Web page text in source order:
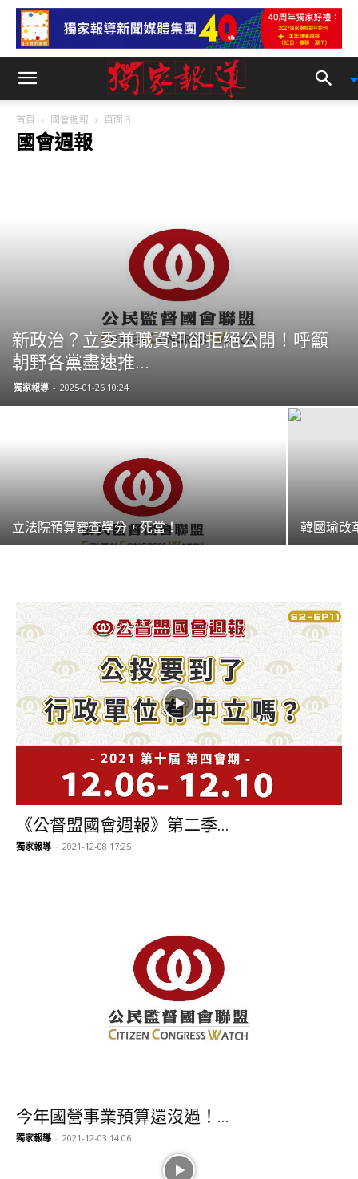
首頁 國會週報 頁面 3
國會週報
新政治？立委兼職資訊卻拒絕公開！呼籲
朝野各黨盡速推...
獨家報導 - 2025-01-26 10:24
立法院預算審查學分，死當！ 韓國瑜改
《公督盟國會週報》第二季...
獨家報導 - 2021-12-08 17:25
今年國營事業預算還沒過！...
獨家報導 - 2021-12-03 14:06